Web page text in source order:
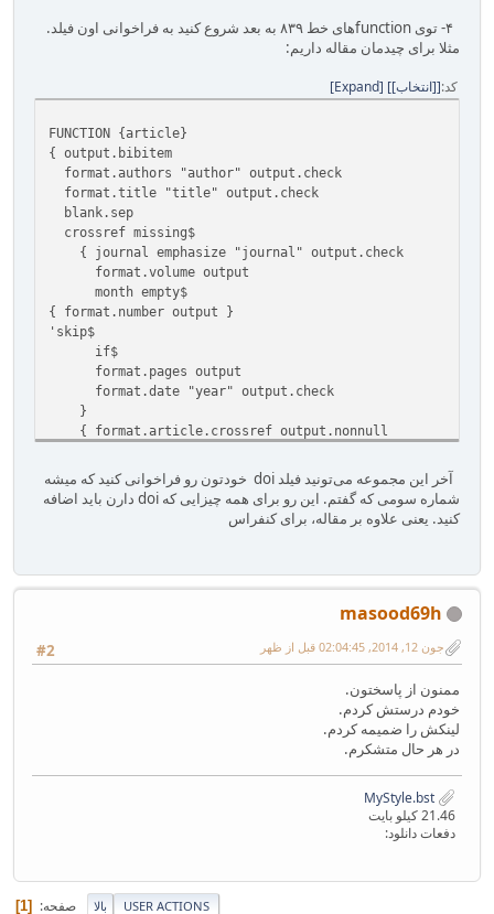
۴- توی functionهای خط ۸۳۹ به بعد شروع کنید به فراخوانی اون فیلد.
مثلا برای چیدمان مقاله داریم:
کد [انتخاب] Expand
FUNCTION {article}
{ output.bibitem
format.authors "author" output.check
format.title "title" output.check
blank.sep
crossref missing$
{ journal emphasize "journal" output.check
format.volume output
month empty$
{ format.number output }
'skip$
if$
format.pages output
format.date "year" output.check
}
{ format.article.crossref output.nonnull
if$
new.block
آخر این مجموعه می‌تونید فیلد doi خودتون رو فراخوانی کنید که میشه
شماره سومی که گفتم. این رو برای همه چیزایی که doi دارن باید اضافه
کنید. یعنی علاوه بر مقاله، برای کنفراس
masood69h
#2 جون 12, 2014, 02:04:45 قبل از ظهر
ممنون از پاسختون.
خودم درستش کردم.
لینکش را ضمیمه کردم.
در هر حال متشکرم.
21.46 کیلو بایت
دفعات دانلود:
بالا صفحه 1 USER ACTIONS